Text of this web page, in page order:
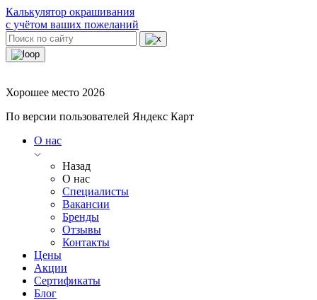
Калькулятор окрашивания
с учётом ваших пожеланий
Хорошее место 2026
По версии пользователей Яндекс Карт
О нас
Назад
О нас
Специалисты
Вакансии
Бренды
Отзывы
Контакты
Цены
Акции
Сертификаты
Блог